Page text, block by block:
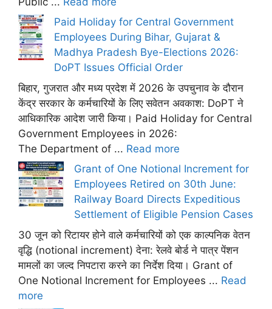
Paid Holiday for Central Government
Employees During Bihar, Gujarat &
Madhya Pradesh Bye-Elections 2026:
DoPT Issues Official Order
बिहार, गुजरात और मध्य प्रदेश में 2026 के उपचुनाव के दौरान
केंद्र सरकार के कर्मचारियों के लिए सवेतन अवकाश: DoPT ने
आधिकारिक आदेश जारी किया। Paid Holiday for Central
Government Employees in 2026:
The Department of ... Read more
Grant of One Notional Increment for
Employees Retired on 30th June:
Railway Board Directs Expeditious
Settlement of Eligible Pension Cases
30 जून को रिटायर होने वाले कर्मचारियों को एक काल्पनिक वेतन
वृद्धि (notional increment) देना: रेलवे बोर्ड ने पात्र पेंशन
मामलों का जल्द निपटारा करने का निर्देश दिया। Grant of
One Notional Increment for Employees ... Read
more